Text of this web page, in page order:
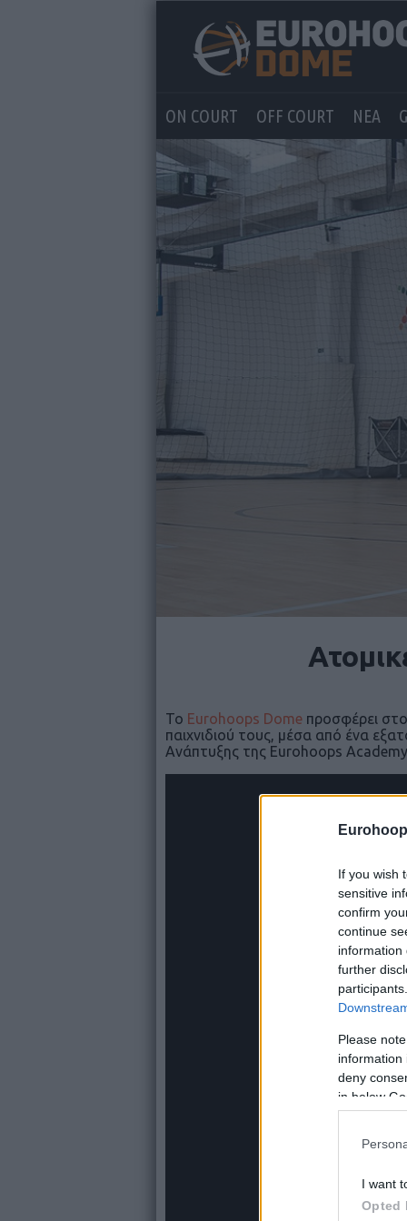
If you wish
sensitive
confirm
continue
information
further
Please
information
deny
in below
I want
Opted
ON COURT OFF COURT ΝΕΑ
Το Eurohoops Dome προσφέρει
παιχνιδιού τους, μέσα από ένα
Ανάπτυξης της Eurohoops